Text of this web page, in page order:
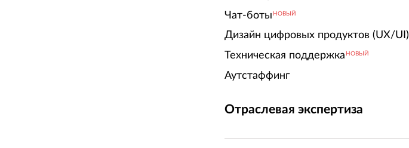
Чат-боты НОВЫЙ
Дизайн цифровых продуктов (UX/UI)
Техническая поддержка НОВЫЙ
Аутстаффинг
Отраслевая экспертиза